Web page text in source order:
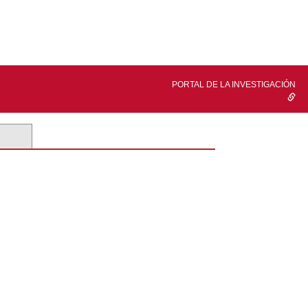
PORTAL DE LA INVESTIGACIÓN